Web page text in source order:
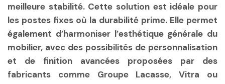
meilleure stabilité. Cette solution est idéale pour
les postes fixes où la durabilité prime. Elle permet
également d’harmoniser l’esthétique générale du
mobilier, avec des possibilités de personnalisation
et de finition avancées proposées par des
fabricants comme Groupe Lacasse, Vitra ou